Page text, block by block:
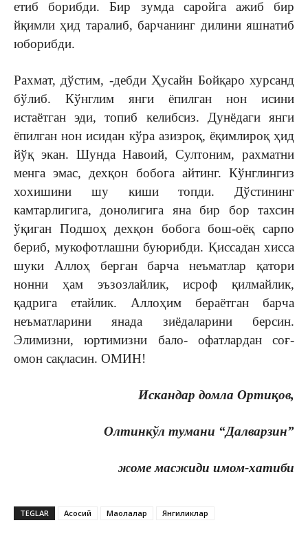
етиб борибди. Бир зумда саройга ажиб бир
йқимли ҳид таралиб, барчанинг дилини яшнатиб
юборибди.
Рахмат, дўстим, -дебди Ҳусайн Бойқаро хурсанд
бўлиб. Кўнглим янги ёпилган нон исини
истаётган эди, топиб келибсиз. Дунёдаги янги
ёпилган нон исидан кўра азизроқ, ёқимлироқ ҳид
йўқ экан. Шунда Навоий, Султоним, рахматни
менга эмас, дехқон бобога айтинг. Кўнглингиз
хохишини шу киши топди. Дўстининг
камтарлигига, донолигига яна бир бор тахсин
ўқиган Подшоҳ дехқон бобога бош-оёқ сарпо
бериб, мукофотлашни буюрибди. Қиссадан хисса
шуки Аллоҳ берган барча неъматлар қатори
нонни ҳам эъзозлайлик, исроф қилмайлик,
қадрига етайлик. Аллоҳим бераётган барча
неъматларини янада зиёдаларини берсин.
Элимизни, юртимизни бало- офатлардан соғ-
омон сақласин. ОМИН!
Искандар домла Ортиқов,
Олтинкўл тумани “Далварзин”
жоме масжиди имом-хатиби
TEGLAR Асосий Мақолалар Янгиликлар